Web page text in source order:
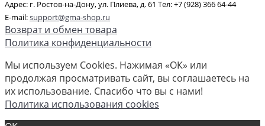
Адрес: г. Ростов-на-Дону, ул. Плиева, д. 61 Тел: +7 (928) 366 64-44
E-mail:support@gma-shop.ru
Возврат и обмен товара
Политика конфиденциальности
Мы используем Cookies. Нажимая «ОК» или
продолжая просматривать сайт, вы соглашаетесь на
их использование. Спасибо что вы с нами!
Политика использования cookies